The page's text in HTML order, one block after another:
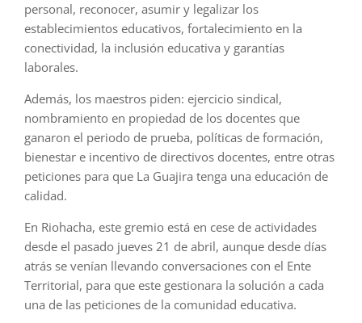
personal, reconocer, asumir y legalizar los
establecimientos educativos, fortalecimiento en la
conectividad, la inclusión educativa y garantías
laborales.
Además, los maestros piden: ejercicio sindical,
nombramiento en propiedad de los docentes que
ganaron el periodo de prueba, políticas de formación,
bienestar e incentivo de directivos docentes, entre otras
peticiones para que La Guajira tenga una educación de
calidad.
En Riohacha, este gremio está en cese de actividades
desde el pasado jueves 21 de abril, aunque desde días
atrás se venían llevando conversaciones con el Ente
Territorial, para que este gestionara la solución a cada
una de las peticiones de la comunidad educativa.